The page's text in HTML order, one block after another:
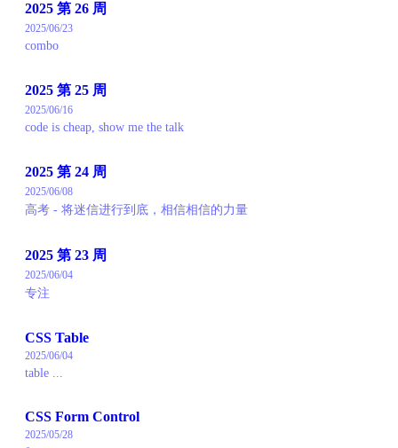
2025 第 26 周
2025/06/23
combo
2025 第 25 周
2025/06/16
code is cheap, show me the talk
2025 第 24 周
2025/06/08
高考 - 将迷信进行到底，相信相信的力量
2025 第 23 周
2025/06/04
专注
CSS Table
2025/06/04
table ...
CSS Form Control
2025/05/28